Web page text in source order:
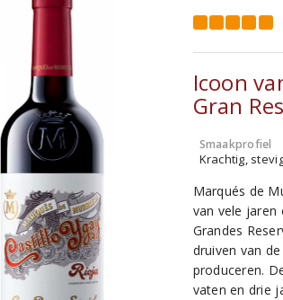
Icoon
Gran
Smaakprofiel
Krachtig,
Marqués de
van vele jaren
Grandes
druiven van
produceren.
vaten en drie